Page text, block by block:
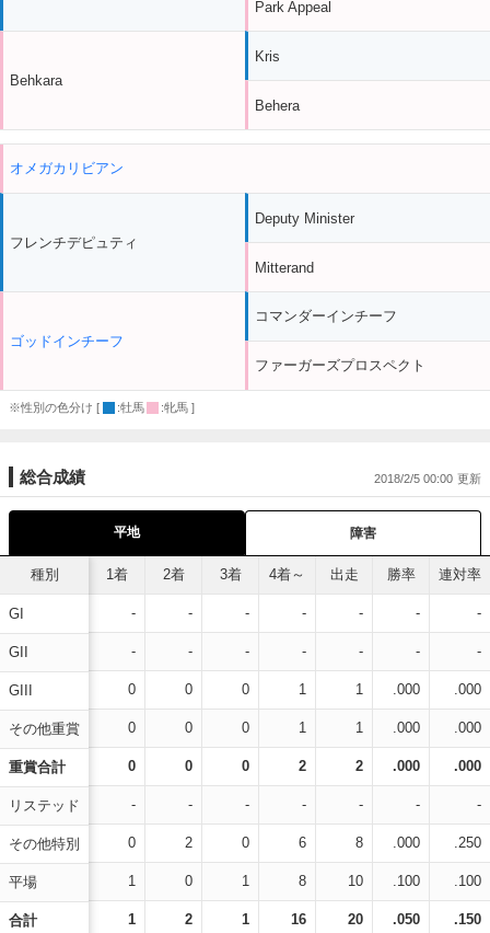
Behkara
Park Appeal
Kris
Behera
オメガカリビアン
フレンチデピュティ
ゴッドインチーフ
Deputy Minister
Mitterand
コマンダーインチーフ
ファーガーズプロスペクト
※性別の色分け [ :牡馬 :牝馬 ]
総合成績 2018/2/5 00:00
平地 障害
種別
GI
GII
GIII
その他重賞
重賞合計
リステッド
その他特別
平場
合計
1着 2着 3着 4着～ 出走 勝率 連対率
- - - - - - -
- - - - - - -
0 0 0 1 1 .000 .000
0 0 0 1 1 .000 .000
0 0 0 2 2 .000 .000
- - - - - - -
0 2 0 6 8 .000 .250
1 0 1 8 10 .100 .100
1 2 1 16 20 .050 .150